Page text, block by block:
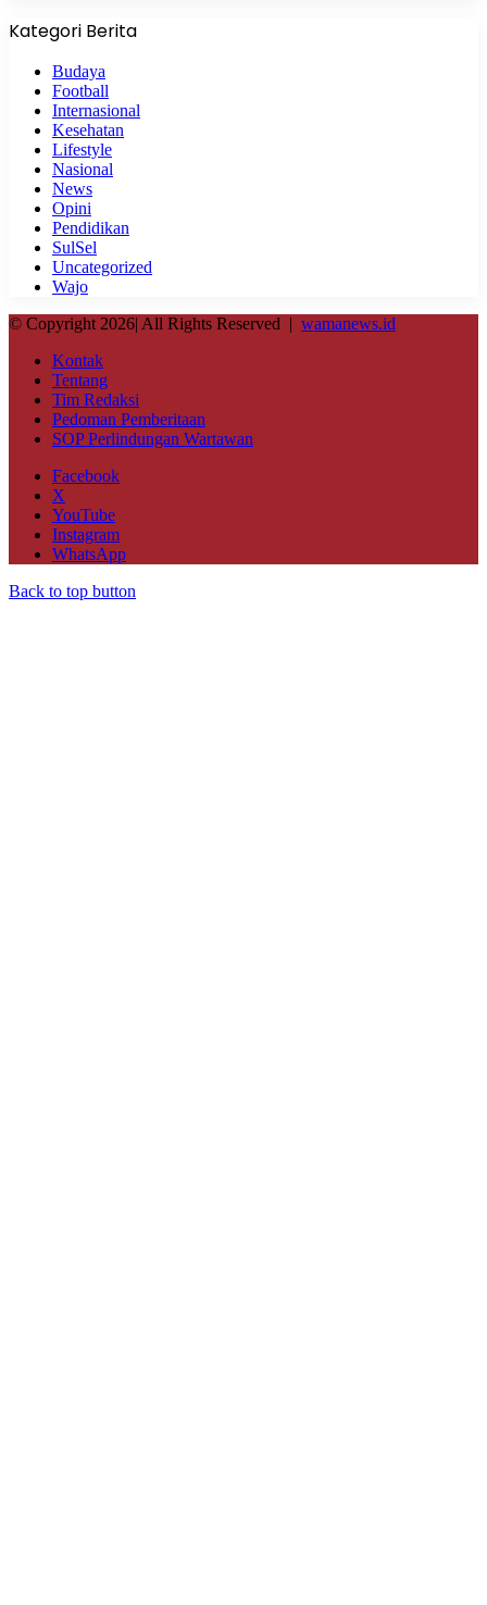
Kategori Berita
Budaya
Football
Internasional
Kesehatan
Lifestyle
Nasional
News
Opini
Pendidikan
SulSel
Uncategorized
Wajo
© Copyright 2026| All Rights Reserved | wamanews.id
Kontak
Tentang
Tim Redaksi
Pedoman Pemberitaan
SOP Perlindungan Wartawan
Facebook
X
YouTube
Instagram
WhatsApp
Back to top button